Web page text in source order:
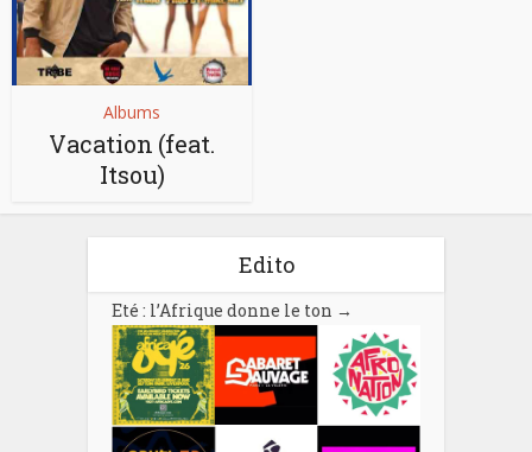
Albums
Vacation (feat.
Itsou)
Edito
Eté : l’Afrique donne le ton →